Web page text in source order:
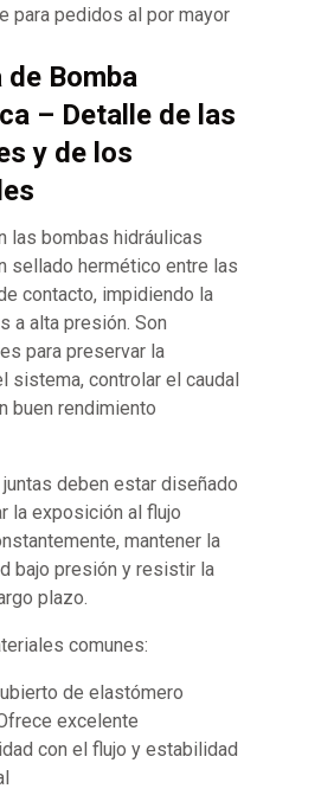
para pedidos al por mayor
Bomba
– Detalle de las
y de los
las bombas hidráulicas
sellado hermético entre las
contacto, impidiendo la
a alta presión. Son
para preservar la
sistema, controlar el caudal
buen rendimiento
deben estar diseñado
la exposición al flujo
mantener la
bajo presión y resistir la
plazo.
comunes:
de elastómero
excelente
con el flujo y estabilidad